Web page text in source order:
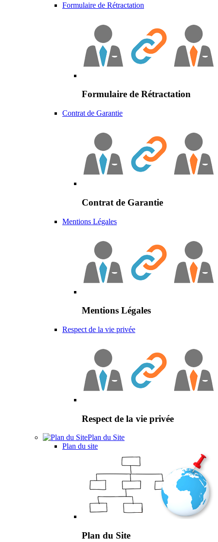
Formulaire de Rétractation
Formulaire de Rétractation
Contrat de Garantie
Contrat de Garantie
Mentions Légales
Mentions Légales
Respect de la vie privée
Respect de la vie privée
Plan du Site
Plan du site
Plan du Site